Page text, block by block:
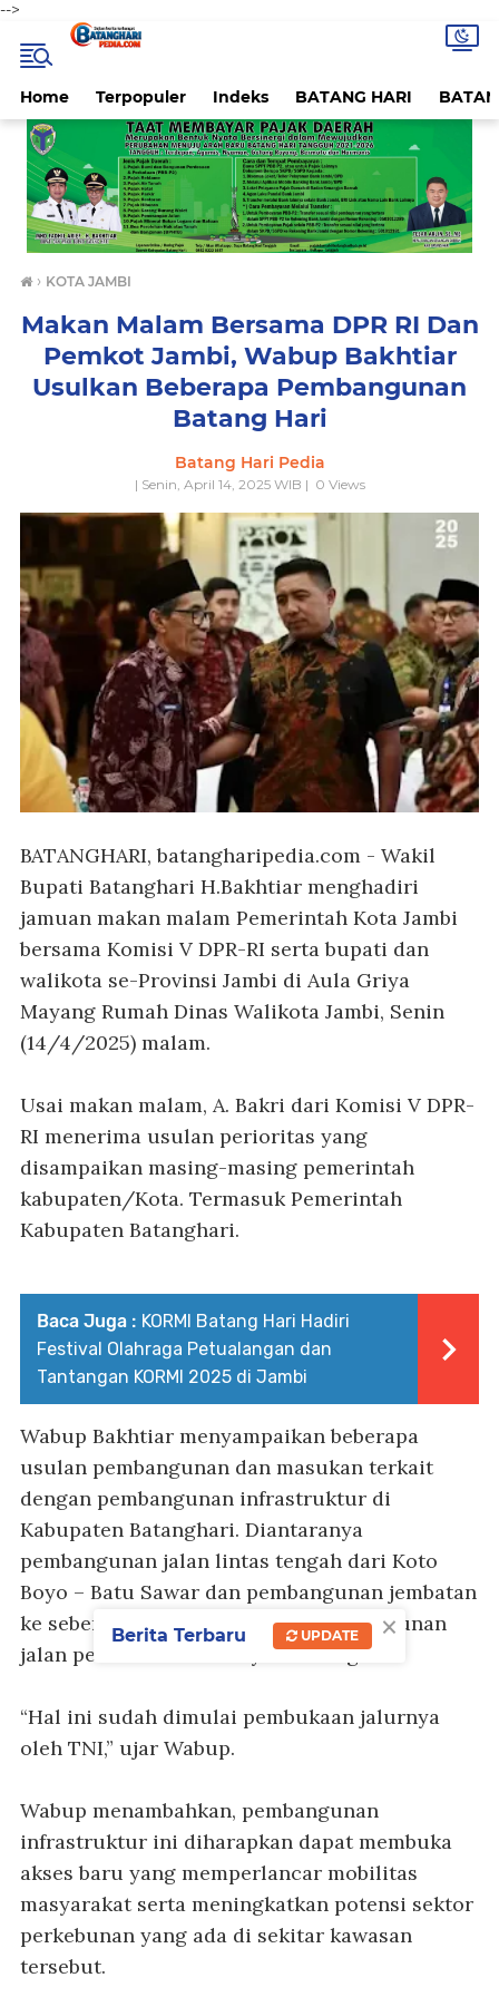
-->
Home Terpopuler Indeks BATANG HARI
› KOTA JAMBI
Makan Malam Bersama DPR RI Dan
Pemkot Jambi, Wabup Bakhtiar
Usulkan Beberapa Pembangunan
Batang Hari
Batang Hari Pedia
| Senin, April 14, 2025 WIB | 0 Views
BATANGHARI, batangharipedia.com - Wakil
Bupati Batanghari H.Bakhtiar menghadiri
jamuan makan malam Pemerintah Kota Jambi
bersama Komisi V DPR-RI serta bupati dan
walikota se-Provinsi Jambi di Aula Griya
Mayang Rumah Dinas Walikota Jambi, Senin
(14/4/2025) malam.
Usai makan malam, A. Bakri dari Komisi V DPR-
RI menerima usulan perioritas yang
disampaikan masing-masing pemerintah
kabupaten/Kota. Termasuk Pemerintah
Kabupaten Batanghari.
Baca Juga : KORMI Batang Hari Hadiri
Festival Olahraga Petualangan dan
Tantangan KORMI 2025 di Jambi
Wabup Bakhtiar menyampaikan beberapa
usulan pembangunan dan masukan terkait
dengan pembangunan infrastruktur di
Kabupaten Batanghari. Diantaranya
pembangunan jalan lintas tengah dari Koto
Boyo – Batu Sawar dan pembangunan jembatan
ke seberang Margoyoso serta pembangunan
jalan permanen Koto Boyo – Kilangan.
“Hal ini sudah dimulai pembukaan jalurnya
oleh TNI,” ujar Wabup.
Wabup menambahkan, pembangunan
infrastruktur ini diharapkan dapat membuka
akses baru yang memperlancar mobilitas
masyarakat serta meningkatkan potensi sektor
perkebunan yang ada di sekitar kawasan
tersebut.
×
Berita Terbaru UPDATE